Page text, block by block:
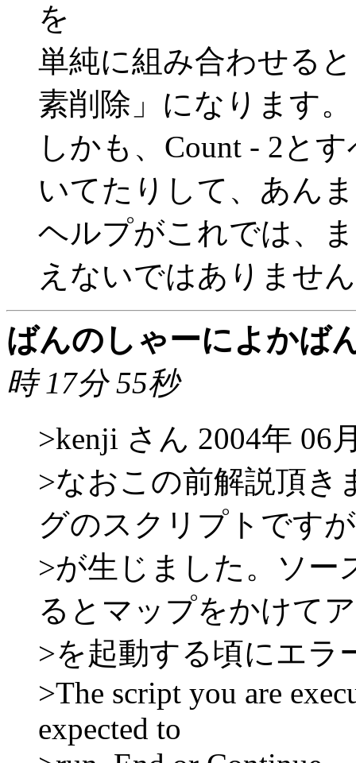
を
単純に組み合わせる
素削除」になります。
しかも、Count - 2と
いてたりして、あん
ヘルプがこれでは、
えないではありませ
ばんのしゃーによかば
時 17分 55秒
>kenji さん 2004年 06
>なおこの前解説頂き
グのスクリプトです
>が生じました。ソー
るとマップをかけて
>を起動する頃にエラ
>The script you are
expected to